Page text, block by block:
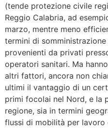
(tende protezione civile
Reggio Calabria, ad
marzo, mentre meno
termini di
provenienti da privati
operatori sanitari. Ma
altri fattori, ancora non
ultimi il vantaggio di un
primi focolai nel Nord, e la
regione, sia in termini
flussi di mobilità per lavoro